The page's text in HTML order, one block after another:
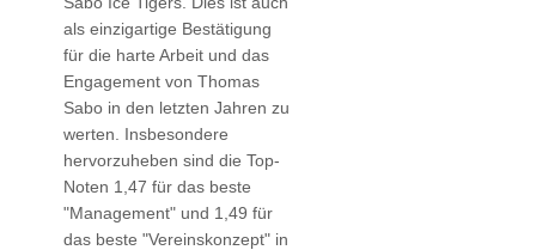
als einzigartige Bestätigung
für die harte Arbeit und das
Engagement von Thomas
Sabo in den letzten Jahren zu
werten. Insbesondere
hervorzuheben sind die Top-
Noten 1,47 für das beste
"Management" und 1,49 für
das beste "Vereinskonzept" in